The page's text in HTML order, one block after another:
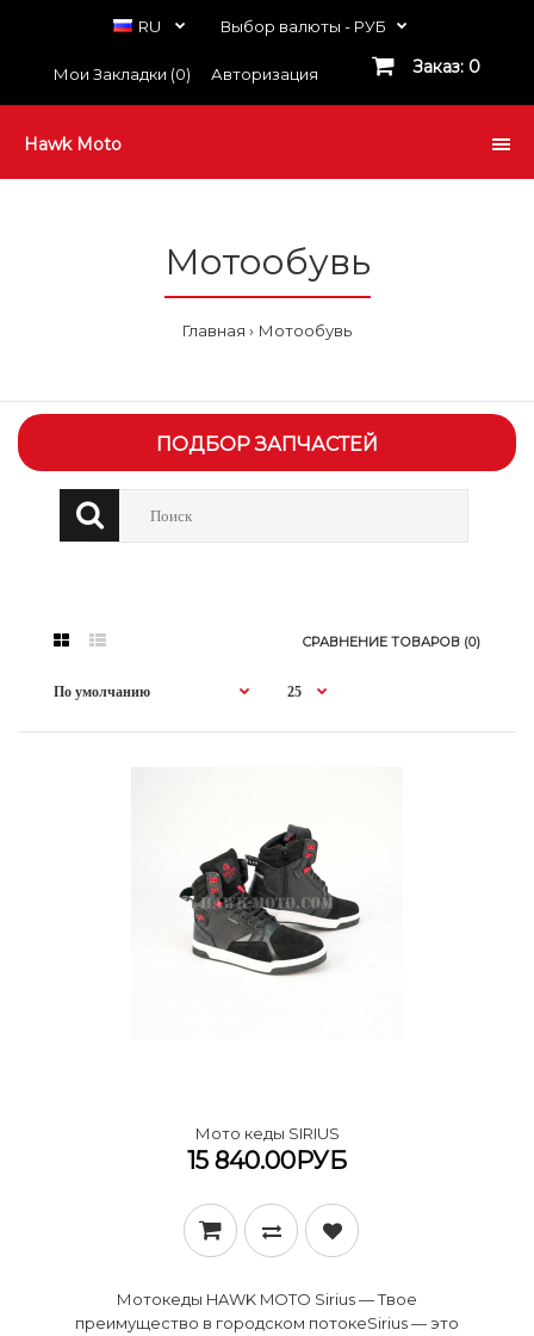
RU Выбор валюты - РУБ
Мои Закладки (0) Авторизация Заказ: 0
Hawk Moto
Мотообувь
Главная Мотообувь
ПОДБОР ЗАПЧАСТЕЙ
СРАВНЕНИЕ ТОВАРОВ (0)
Мото кеды SIRIUS
15 840.00РУБ
Мотокеды HAWK MOTO Sirius — Твое
преимущество в городском потоке ​Sirius — это